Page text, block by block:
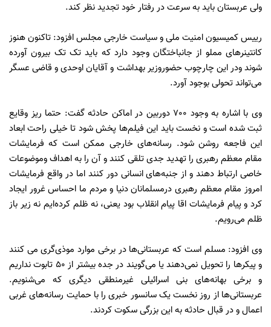
ولی عربستان باید به سرعت در رفتار خود تجدید نظر کند.
رییس کمیسیون امنیت ملی و سیاست خارجی مجلس افزود: تاکنون هنوز
کانتینرهای مملو از جانباختگان وجود دارد که باید تک تک بیرون آورده
شوند ودر این چارچوب حضوروزیر بهداشت و آقایان اوحدی و قاضی عسگر
می‌تواند تحولی بوجود آورد.
وی با اشاره به وجود 700 دوربین در اماکن حادثه گفت: حتما ریز وقایع
ثبت شده است و نخست باید این فیلم‌ها پخش شود تا خیلی راحت ابعاد
این فاجعه روشن شود. رسانه‌های خارجی ممکن است که فرمایشات
مقام معظم رهبری را تهدید جدی تلقی کنند و آن را به اهداف وموضوعات
خاصی ارتباط دهند و از جنبه‌های انسانی دور کنند اما در واقع فرمایشات
امروز مقام معظم رهبری درمسلمانان دنیا و مردم ما احساس غرور ایجاد
کرد و پیام فرمایشات اقا پیام انقلاب بود یعنی، نه ظلم کرده‌ایم نه زیر باز
ظلم می‌رویم.
وی افزود: مسلم است که عربستانی‌ها در برخی موارد موذی‌گری می کنند
و پیکرها را تحویل نمی‌دهند یا می‌گویند در جده بیشتر از 50 تابوت نداریم
و برخی بهانه‌های بنی اسرائیلی غیرمنطقی دیگری که می‌شنویم.
عربستانی‌ها از روز نخست یک سانسور خبری را با حمایت رسانه‌های غربی
اعمال و در قبال حادثه به این بزرگی سکوت کردند.